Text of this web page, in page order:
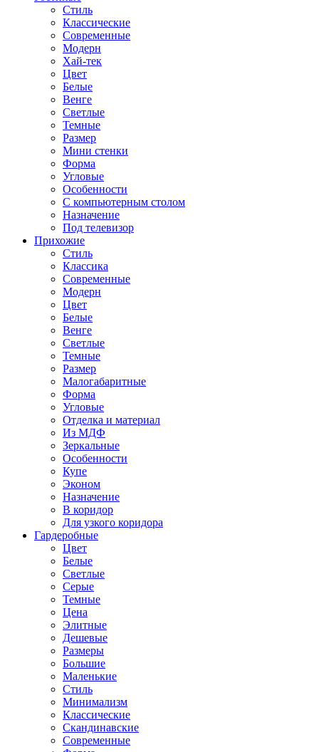
Стиль
Классические
Современные
Модерн
Хай-тек
Цвет
Белые
Венге
Светлые
Темные
Размер
Мини стенки
Форма
Угловые
Особенности
С компьютерным столом
Назначение
Под телевизор
Прихожие
Стиль
Классика
Современные
Модерн
Цвет
Белые
Венге
Светлые
Темные
Размер
Малогабаритные
Форма
Угловые
Отделка и материал
Из МДФ
Зеркальные
Особенности
Купе
Эконом
Назначение
В коридор
Для узкого коридора
Гардеробные
Цвет
Белые
Светлые
Серые
Темные
Цена
Элитные
Дешевые
Размеры
Большие
Маленькие
Стиль
Минимализм
Классические
Скандинавские
Современные